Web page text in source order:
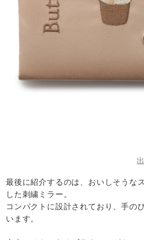
最後に紹介するのは、おいしそうな
した刺繍ミラー。
コンパクトに設計されており、手の
います。